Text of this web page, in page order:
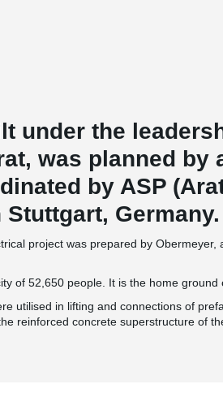
under the
was planned by
by ASP
Germany.
project was prepared by Obermeyer,
of 52,650 people. It is the home ground
utilised in lifting and connections of
reinforced concrete superstructure of